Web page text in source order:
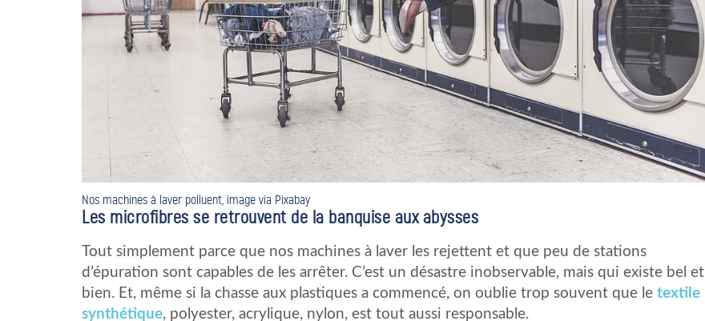
Nos machines à laver polluent, image via Pixabay
Les microfibres se retrouvent de la banquise aux abysses
Tout simplement parce que nos machines à laver les rejettent et que peu de stations
d’épuration sont capables de les arrêter. C’est un désastre inobservable, mais qui existe bel et
bien. Et, même si la chasse aux plastiques a commencé, on oublie trop souvent que le textile
synthétique, polyester, acrylique, nylon, est tout aussi responsable.